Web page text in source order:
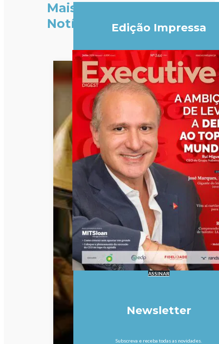
Mais
Notícias
Edição Impressa
ASSINAR
Newsletter
Subscreva e receba todas as novidades.